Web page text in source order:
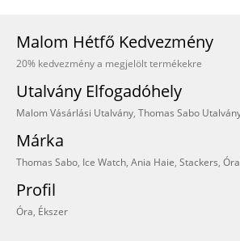
Malom Hétfő Kedvezmény
20% kedvezmény a megjelölt termékekre
Utalvány Elfogadóhely
Malom Vásárlási Utalvány, Thomas Sabo
Márka
Thomas Sabo, Ice Watch, Ania Haie, Stackers,
Profil
Óra, Ékszer